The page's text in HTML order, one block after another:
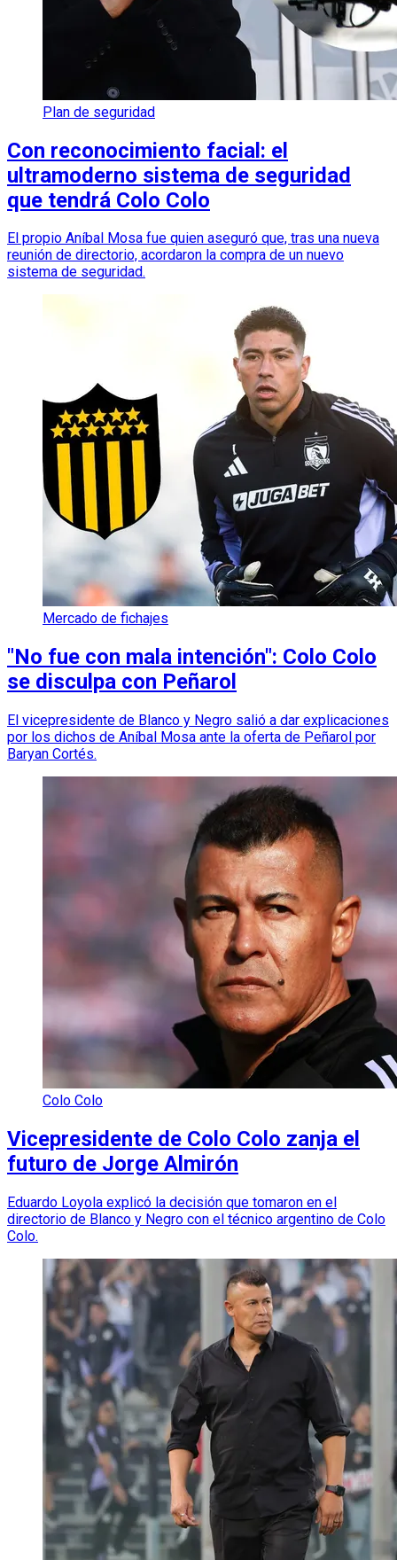
Plan de seguridad
Con reconocimiento facial: el
ultramoderno sistema de seguridad
que tendrá Colo Colo
El propio Aníbal Mosa fue quien aseguró que, tras una nueva
reunión de directorio, acordaron la compra de un nuevo
sistema de seguridad.
Mercado de fichajes
"No fue con mala intención": Colo Colo
se disculpa con Peñarol
El vicepresidente de Blanco y Negro salió a dar explicaciones
por los dichos de Aníbal Mosa ante la oferta de Peñarol por
Baryan Cortés.
Colo Colo
Vicepresidente de Colo Colo zanja el
futuro de Jorge Almirón
Eduardo Loyola explicó la decisión que tomaron en el
directorio de Blanco y Negro con el técnico argentino de Colo
Colo.